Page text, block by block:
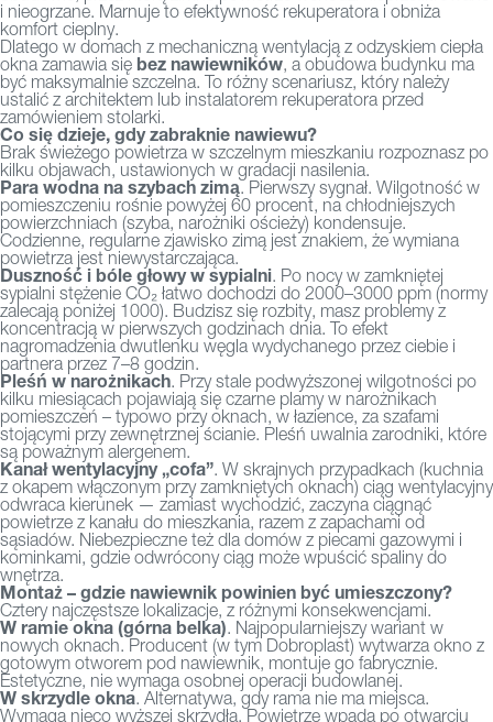
i nieogrzane. Marnuje to efektywność rekuperatora i obniża
komfort cieplny.
Dlatego w domach z mechaniczną wentylacją z odzyskiem ciepła
okna zamawia się bez nawiewników, a obudowa budynku ma
być maksymalnie szczelna. To różny scenariusz, który należy
ustalić z architektem lub instalatorem rekuperatora przed
zamówieniem stolarki.
Co się dzieje, gdy zabraknie nawiewu?
Brak świeżego powietrza w szczelnym mieszkaniu rozpoznasz po
kilku objawach, ustawionych w gradacji nasilenia.
Para wodna na szybach zimą. Pierwszy sygnał. Wilgotność w
pomieszczeniu rośnie powyżej 60 procent, na chłodniejszych
powierzchniach (szyba, narożniki ościeży) kondensuje.
Codzienne, regularne zjawisko zimą jest znakiem, że wymiana
powietrza jest niewystarczająca.
Duszność i bóle głowy w sypialni. Po nocy w zamkniętej
sypialni stężenie CO₂ łatwo dochodzi do 2000–3000 ppm (normy
zalecają poniżej 1000). Budzisz się rozbity, masz problemy z
koncentracją w pierwszych godzinach dnia. To efekt
nagromadzenia dwutlenku węgla wydychanego przez ciebie i
partnera przez 7–8 godzin.
Pleśń w narożnikach. Przy stale podwyższonej wilgotności po
kilku miesiącach pojawiają się czarne plamy w narożnikach
pomieszczeń – typowo przy oknach, w łazience, za szafami
stojącymi przy zewnętrznej ścianie. Pleśń uwalnia zarodniki, które
są poważnym alergenem.
Kanał wentylacyjny „cofa”. W skrajnych przypadkach (kuchnia
z okapem włączonym przy zamkniętych oknach) ciąg wentylacyjny
odwraca kierunek — zamiast wychodzić, zaczyna ciągnąć
powietrze z kanału do mieszkania, razem z zapachami od
sąsiadów. Niebezpieczne też dla domów z piecami gazowymi i
kominkami, gdzie odwrócony ciąg może wpuścić spaliny do
wnętrza.
Montaż – gdzie nawiewnik powinien być umieszczony?
Cztery najczęstsze lokalizacje, z różnymi konsekwencjami.
W ramie okna (górna belka). Najpopularniejszy wariant w
nowych oknach. Producent (w tym Dobroplast) wytwarza okno z
gotowym otworem pod nawiewnik, montuje go fabrycznie.
Estetyczne, nie wymaga osobnej operacji budowlanej.
W skrzydle okna. Alternatywa, gdy rama nie ma miejsca.
Wymaga nieco wyższej skrzydła. Powietrze wpada po otwarciu